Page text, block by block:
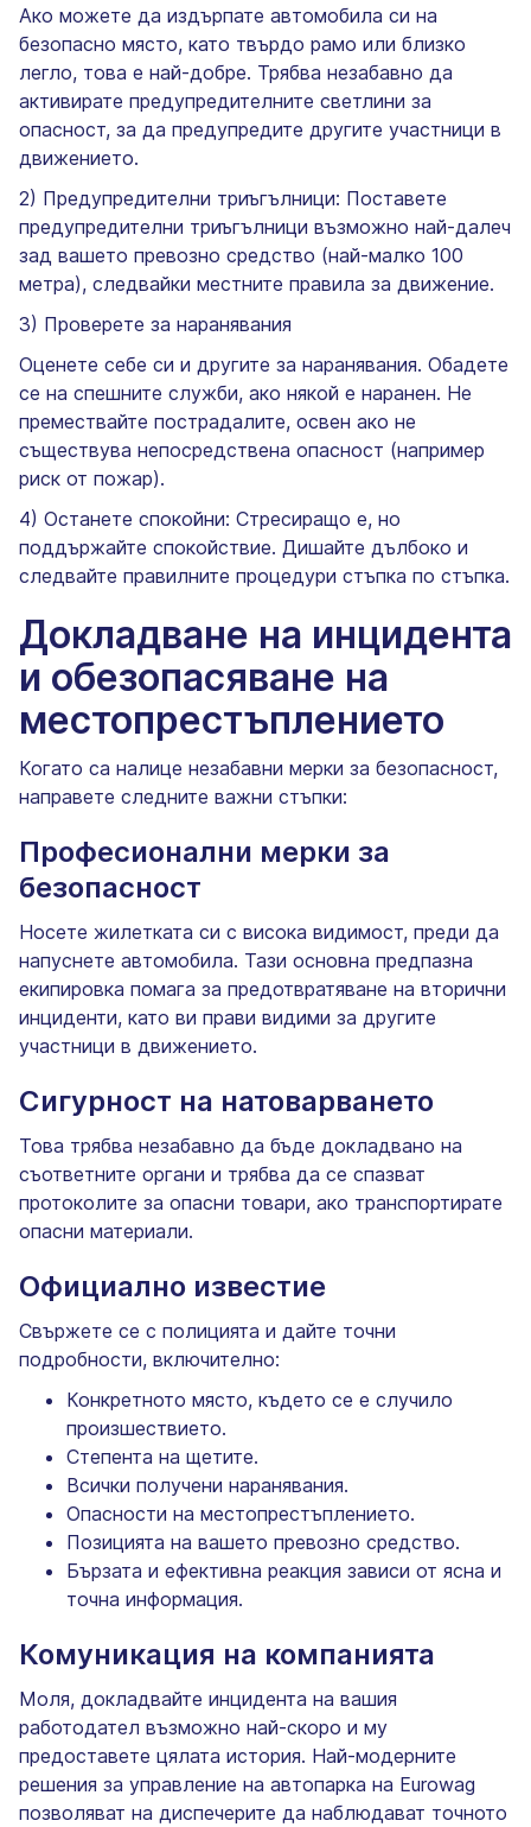
Ако можете да издърпате автомобила си на
безопасно място, като твърдо рамо или близко
легло, това е най-добре. Трябва незабавно да
активирате предупредителните светлини за
опасност, за да предупредите другите участници в
движението.
2) Предупредителни триъгълници: Поставете
предупредителни триъгълници възможно най-далеч
зад вашето превозно средство (най-малко 100
метра), следвайки местните правила за движение.
3) Проверете за наранявания
Оценете себе си и другите за наранявания. Обадете
се на спешните служби, ако някой е наранен. Не
премествайте пострадалите, освен ако не
съществува непосредствена опасност (например
риск от пожар).
4) Останете спокойни: Стресиращо е, но
поддържайте спокойствие. Дишайте дълбоко и
следвайте правилните процедури стъпка по стъпка.
Докладване на инцидента
и обезопасяване на
местопрестъплението
Когато са налице незабавни мерки за безопасност,
направете следните важни стъпки:
Професионални мерки за
безопасност
Носете жилетката си с висока видимост, преди да
напуснете автомобила. Тази основна предпазна
екипировка помага за предотвратяване на вторични
инциденти, като ви прави видими за другите
участници в движението.
Сигурност на натоварването
Това трябва незабавно да бъде докладвано на
съответните органи и трябва да се спазват
протоколите за опасни товари, ако транспортирате
опасни материали.
Официално известие
Свържете се с полицията и дайте точни
подробности, включително:
Конкретното място, където се е случило
произшествието.
Степента на щетите.
Всички получени наранявания.
Опасности на местопрестъплението.
Позицията на вашето превозно средство.
Бързата и ефективна реакция зависи от ясна и
точна информация.
Комуникация на компанията
Моля, докладвайте инцидента на вашия
работодател възможно най-скоро и му
предоставете цялата история. Най-модерните
решения за управление на автопарка на Eurowag
позволяват на диспечерите да наблюдават точното